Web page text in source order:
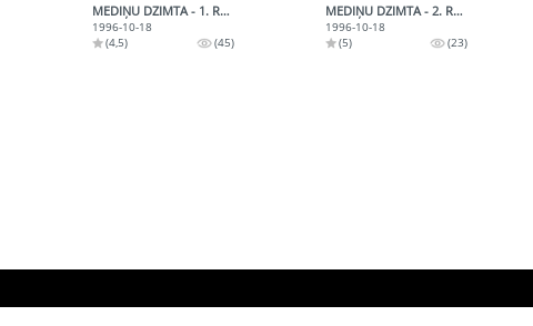
MEDIŅU DZIMTA - 1. RAIDĪJUMS. MARIJAS MEDIŅAS UN JĒK. MEDIŅA ATMIŅAS, I. AUGUSTES ATMIŅAS PAR M.ME
1996-10-18
(4,5)
(45)
MEDIŅU DZIMTA - 2. RAIDĪJUMS. M. MEDIŅAS ATMIŅAS PAR JĀZEPU UN JĒKABU MEDIŅIEM; D.ALBINAS SARUNA A
1996-10-18
(5)
(23)